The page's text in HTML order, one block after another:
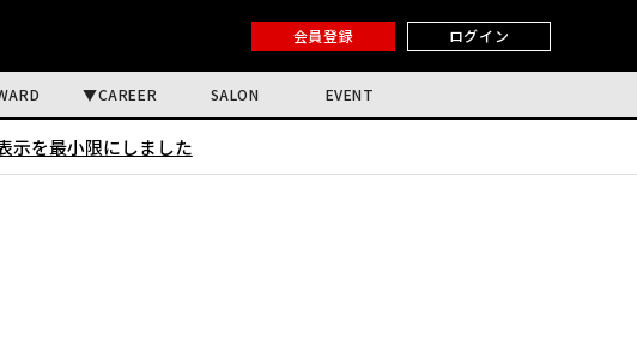
会員登録 ログイン
CAREER SALON EVENT
示を最小限にしました